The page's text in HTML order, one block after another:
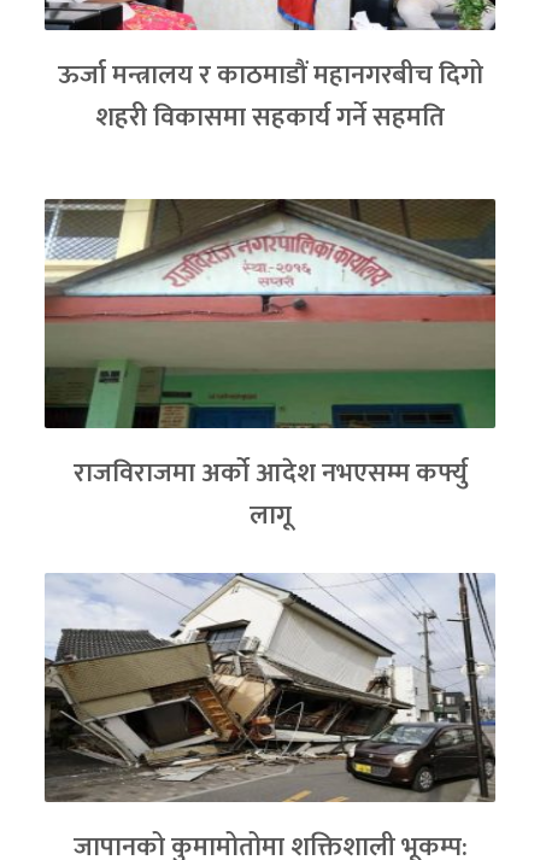
ऊर्जा मन्त्रालय र काठमाडौं महानगरबीच दिगो
शहरी विकासमा सहकार्य गर्ने सहमति
राजविराजमा अर्को आदेश नभएसम्म कर्फ्यु
लागू
जापानको कुमामोतोमा शक्तिशाली भूकम्प: